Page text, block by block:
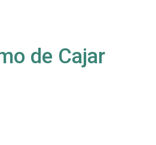
de Cajar